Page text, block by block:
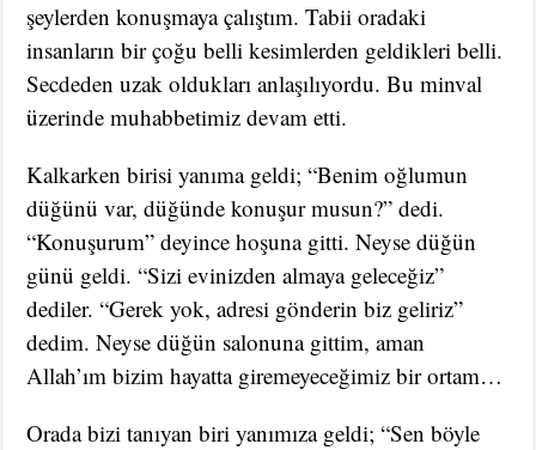
şeylerden konuşmaya çalıştım. Tabii oradaki
insanların bir çoğu belli kesimlerden geldikleri belli.
Secdeden uzak oldukları anlaşılıyordu. Bu minval
üzerinde muhabbetimiz devam etti.
Kalkarken birisi yanıma geldi; “Benim oğlumun
düğünü var, düğünde konuşur musun?” dedi.
“Konuşurum” deyince hoşuna gitti. Neyse düğün
günü geldi. “Sizi evinizden almaya geleceğiz”
dediler. “Gerek yok, adresi gönderin biz geliriz”
dedim. Neyse düğün salonuna gittim, aman
Allah’ım bizim hayatta giremeyeceğimiz bir ortam…
Orada bizi tanıyan biri yanımıza geldi; “Sen böyle